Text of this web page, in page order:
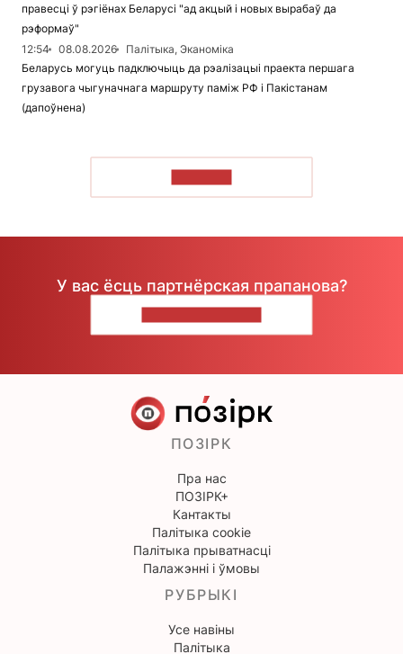
правесці ў рэгіёнах Беларусі "ад акцый і новых вырабаў да
рэформаў"
12:54
08.08.2026
Палітыка, Эканоміка
Беларусь могуць падключыць да рэалізацыі праекта першага
грузавога чыгуначнага маршруту паміж РФ і Пакістанам
(дапоўнена)
У вас ёсць партнёрская прапанова?
ПОЗІРК
Пра нас
ПОЗІРК+
Кантакты
Палітыка cookie
Палітыка прыватнасці
Палажэнні і ўмовы
РУБРЫКІ
Усе навіны
Палітыка